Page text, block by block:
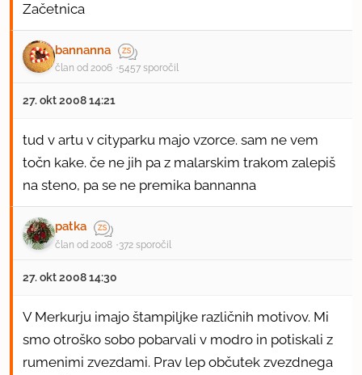
Začetnica
bannanna
član od 2006 5457 sporočil
27. okt 2008 14:21
tud v artu v cityparku majo vzorce. sam ne vem
točn kake. če ne jih pa z malarskim trakom zalepiš
na steno, pa se ne premika bannanna
patka
član od 2008 372 sporočil
27. okt 2008 14:30
V Merkurju imajo štampiljke različnih motivov. Mi
smo otroško sobo pobarvali v modro in potiskali z
rumenimi zvezdami. Prav lep občutek zvezdnega